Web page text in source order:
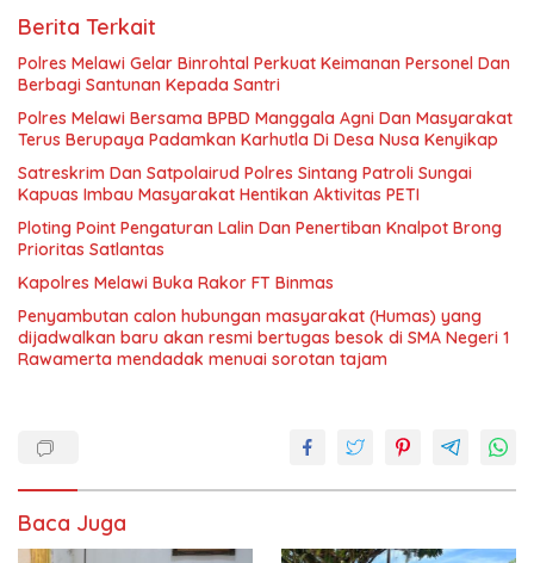
Berita Terkait
Polres Melawi Gelar Binrohtal Perkuat Keimanan Personel Dan
Berbagi Santunan Kepada Santri
Polres Melawi Bersama BPBD Manggala Agni Dan Masyarakat
Terus Berupaya Padamkan Karhutla Di Desa Nusa Kenyikap
Satreskrim Dan Satpolairud Polres Sintang Patroli Sungai
Kapuas Imbau Masyarakat Hentikan Aktivitas PETI
Ploting Point Pengaturan Lalin Dan Penertiban Knalpot Brong
Prioritas Satlantas
Kapolres Melawi Buka Rakor FT Binmas
‎Penyambutan calon hubungan masyarakat (Humas) yang
dijadwalkan baru akan resmi bertugas besok di SMA Negeri 1
Rawamerta mendadak menuai sorotan tajam
Baca Juga